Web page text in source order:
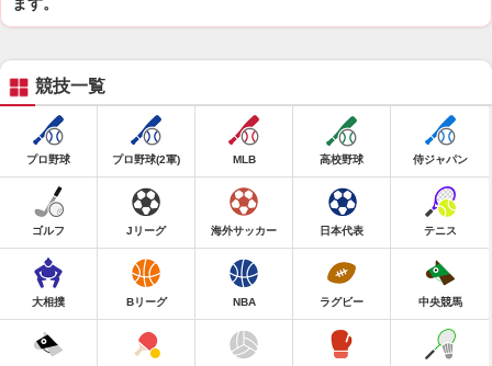
競技一覧
プロ野球 プロ野球(2軍) MLB 高校野球 侍ジャパン
ゴルフ Jリーグ 海外サッカー 日本代表 テニス
大相撲 Bリーグ NBA ラグビー 中央競馬